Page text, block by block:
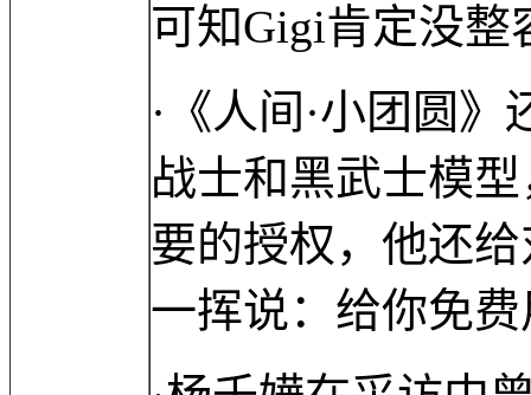
可知Gigi肯定没整
·《人间·小团圆
战士和黑武士模
要的授权，他还
一挥说：给你免